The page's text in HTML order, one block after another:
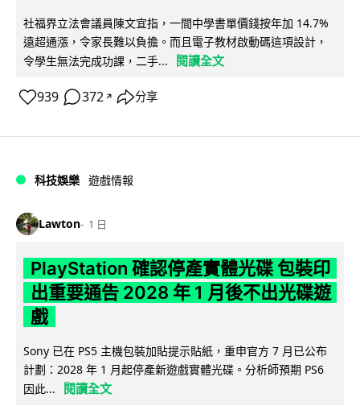
社福界立法會議員陳文宜指，一間中學書單價錢按年加 14.7%
遠超通漲，令家長難以負擔。而且電子教材啟動碼這項設計，
令學生無法完成功課，二手...
閱讀全文
939 372 ↗ 分享
科技娛樂 遊戲情報
Lawton 1 日
PlayStation 確認停產實體光碟 包裝印
出重要通告 2028 年 1 月後不出光碟遊
戲
Sony 已在 PS5 主機包裝加貼提示貼紙，重申官方 7 月已公布
計劃：2028 年 1 月起停產新遊戲實體光碟。分析師預期 PS6
因此...
閱讀全文